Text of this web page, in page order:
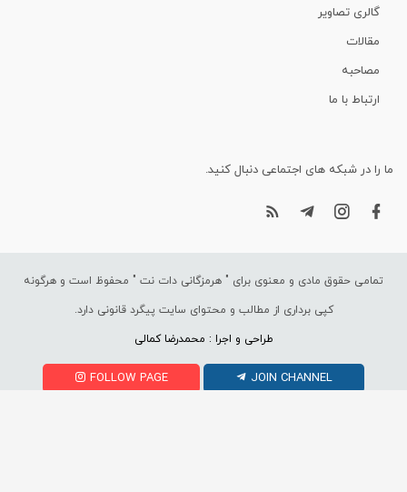
گالری تصاویر
مقالات
مصاحبه
ارتباط با ما
ما را در شبکه های اجتماعی دنبال کنید.
تمامی حقوق مادی و معنوی برای " هرمزگانی دات نت " محفوظ است و هرگونه
کپی برداری از مطالب و محتوای سایت پیگرد قانونی دارد.
طراحی و اجرا : محمدرضا کمالی
FOLLOW PAGE JOIN CHANNEL